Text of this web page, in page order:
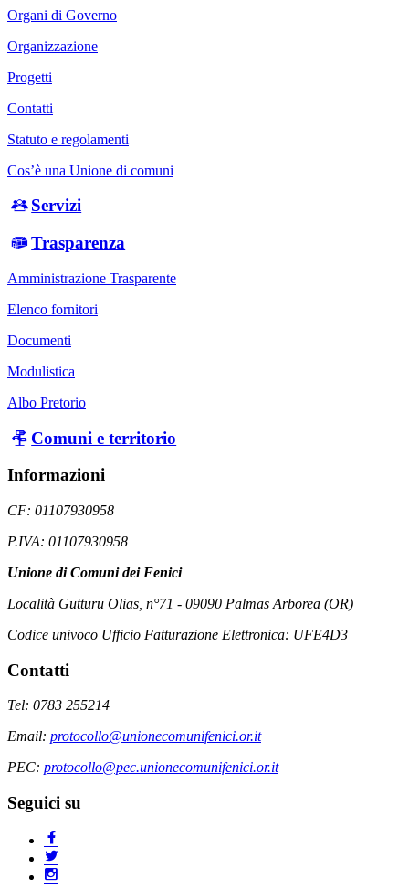
Organi di Governo
Organizzazione
Progetti
Contatti
Statuto e regolamenti
Cos’è una Unione di comuni
Servizi
Trasparenza
Amministrazione Trasparente
Elenco fornitori
Documenti
Modulistica
Albo Pretorio
Comuni e territorio
Informazioni
CF: 01107930958
P.IVA: 01107930958
Unione di Comuni dei Fenici
Località Gutturu Olias, n°71 - 09090 Palmas Arborea (OR)
Codice univoco Ufficio Fatturazione Elettronica: UFE4D3
Contatti
Tel: 0783 255214
Email: protocollo@unionecomunifenici.or.it
PEC: protocollo@pec.unionecomunifenici.or.it
Seguici su